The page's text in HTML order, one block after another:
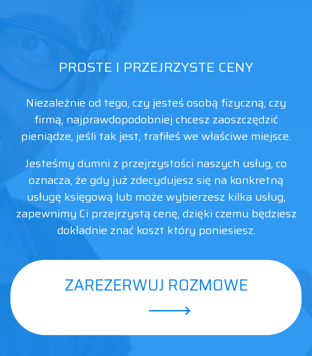
PROSTE I PRZEJRZYSTE CENY
Niezależnie od tego, czy jesteś osobą fizyczną, czy
firmą, najprawdopodobniej chcesz zaoszczędzić
pieniądze, jeśli tak jest, trafiłeś we właściwe miejsce.
Jesteśmy dumni z przejrzystości naszych usług, co
oznacza, że gdy już zdecydujesz się na konkretną
usługę księgową lub może wybierzesz kilka usług,
zapewnimy Ci przejrzystą cenę, dzięki czemu będziesz
dokładnie znać koszt który poniesiesz.
ZAREZERWUJ ROZMOWE